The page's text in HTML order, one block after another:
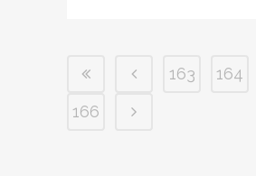
163 164
166